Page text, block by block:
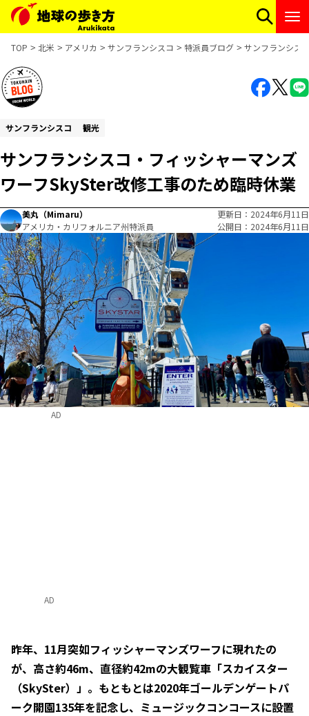
TOP 北米 アメリカ サンフランシスコ 特派員ブログ サンフランシス
サンフランシスコ 観光
サンフランシスコ・フィッシャーマンズ
ワーフSkySter改修工事のため臨時休業
美丸（Mimaru）
アメリカ・カリフォルニア州特派員
更新日
2024年6月11日
公開日
2024年6月11日
AD
昨年、11月突如フィッシャーマンズワーフに現れたの
が、高さ約46m、直径約42mの大観覧車「スカイスター
（SkySter）」。もともとは2020年ゴールデンゲートパ
ーク開園135年を記念し、ミュージックコンコースに設置
AD